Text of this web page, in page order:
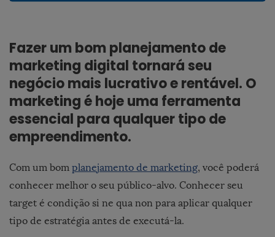
Fazer um bom planejamento de
marketing digital tornará seu
negócio mais lucrativo e rentável. O
marketing é hoje uma ferramenta
essencial para qualquer tipo de
empreendimento.
Com um bom planejamento de marketing, você poderá
conhecer melhor o seu público-alvo. Conhecer seu
target é condição si ne qua non para aplicar qualquer
tipo de estratégia antes de executá-la.